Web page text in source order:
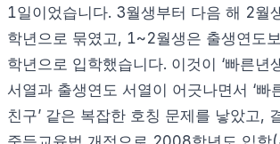
1일이었습니다. 3월생부터 다음 해 2월
학년으로 묶였고, 1~2월생은 출생연도
학년으로 입학했습니다. 이것이 ‘빠른년
서열과 출생연도 서열이 어긋나면서 ‘
친구’ 같은 복잡한 호칭 문제를 낳았고,